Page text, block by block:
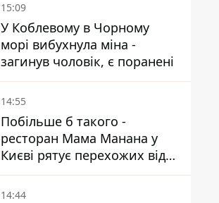
15:09
У Коблевому в Чорному
морі вибухнула міна -
загинув чоловік, є поранені
14:55
Побільше б такого -
ресторан Мама Манана у
Києві рятує перехожих від
спеки
14:44